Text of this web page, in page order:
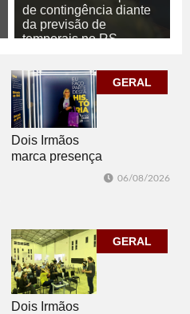
de contingência diante
da previsão de
temporais no RS
GERAL
Dois Irmãos
marca presença
06/08/2026
GERAL
Dois Irmãos